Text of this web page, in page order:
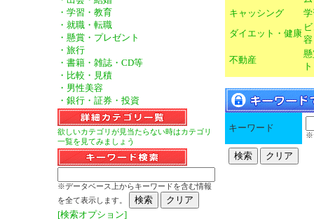
・学習・教育
・就職・転職
・懸賞・プレゼント
・旅行
・書籍・雑誌・CD等
・比較・見積
・男性美容
・銀行・証券・投資
欲しいカテゴリが見当たらない時はカテゴリ
一覧を見てみましょう
※データベース上からキーワードを含む情報
を全て表示します。
[検索オプション]
キャッシング
ダイエット・健康
容
不動産
ト
キーワード
※